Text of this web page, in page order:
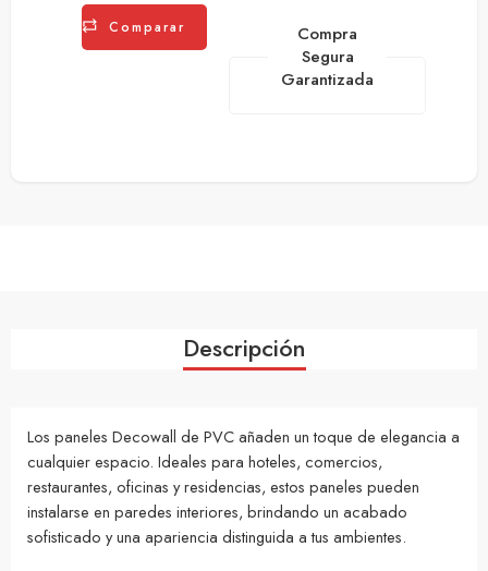
Comparar
Compra
Segura
Garantizada
Descripción
Los paneles Decowall de PVC añaden un toque de elegancia a
cualquier espacio. Ideales para hoteles, comercios,
restaurantes, oficinas y residencias, estos paneles pueden
instalarse en paredes interiores, brindando un acabado
sofisticado y una apariencia distinguida a tus ambientes.